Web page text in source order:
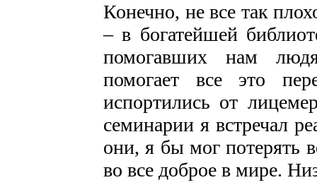
Конечно, не все так
– в богатейшей
помогавших нам
помогает все это
испортились от
семинарии я встречал
они, я бы мог потерять
во все доброе в мире.